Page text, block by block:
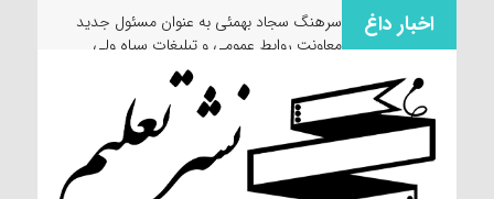
اخبار داغ
سرهنگ سجاد بهمئی به عنوان مسئول جدید
معاونت روابط عمومی و تبلیغات سپاه ولی
عصر(عج) خوزستان معرفی شد